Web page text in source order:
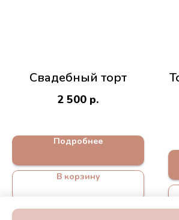
Свадебный торт
2 500 р.
Подробнее
В корзину